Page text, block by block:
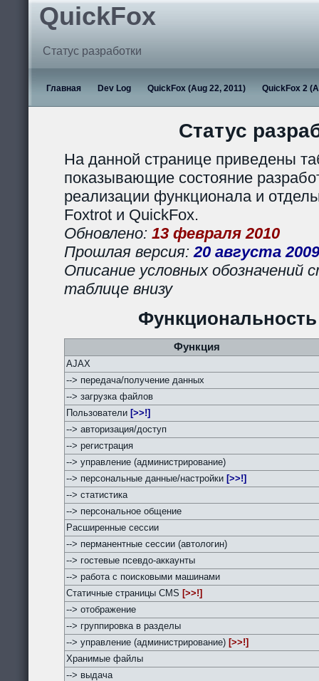
QuickFox
Статус разработки
Главная Dev Log QuickFox (Aug 22, 2011) QuickFox 2
Статус
На данной странице приведены
показывающие состояние
реализации функционала и
Foxtrot и QuickFox.
Обновлено: 13 февраля 2010
Прошлая версия:20 августа 2009
Описание условных обозначений
таблице внизу
Функция
AJAX
--> передача/получение данных
--> загрузка файлов
Пользователи [>>!]
--> авторизация/доступ
--> регистрация
--> управление (администрирование)
--> персональные данные/настройки [>>!]
--> статистика
--> персональное общение
Расширенные сессии
--> перманентные сессии (автологин)
--> гостевые псевдо-аккаунты
--> работа с поисковыми машинами
Статичные страницы CMS [>>!]
--> отображение
--> группировка в разделы
--> управление (администрирование) [>>!]
Хранимые файлы
--> выдача